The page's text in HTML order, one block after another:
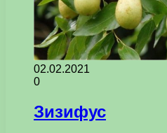
02.02.2021
0
Зизифус